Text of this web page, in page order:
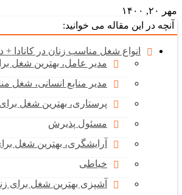
مهر ۲۰, ۱۴۰۰
آنچه در این مقاله می خوانید:
انواع شغل مناسب زنان در کانادا +
مدیر عامل، بهترین شغل
مدیر منابع انسانی، شغل
پرستاری، بهترین شغل برای
مسئول پذیرش
آرایشگری، بهترین شغل
خیاطی
آشپزی بهترین شغل برای